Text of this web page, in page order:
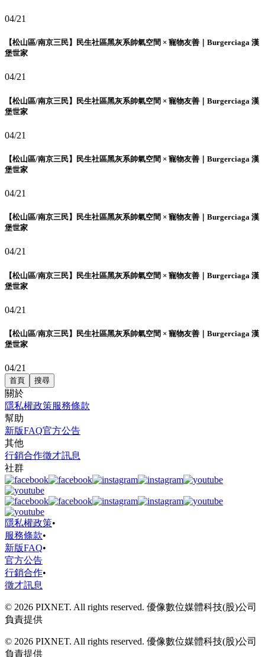
04/21
【松山區/南京三民】民生社區黑灰系帥氣空間 × 寵物友善｜Burgerciaga 漢
堡世家
04/21
【松山區/南京三民】民生社區黑灰系帥氣空間 × 寵物友善｜Burgerciaga 漢
堡世家
04/21
【松山區/南京三民】民生社區黑灰系帥氣空間 × 寵物友善｜Burgerciaga 漢
堡世家
04/21
【松山區/南京三民】民生社區黑灰系帥氣空間 × 寵物友善｜Burgerciaga 漢
堡世家
04/21
【松山區/南京三民】民生社區黑灰系帥氣空間 × 寵物友善｜Burgerciaga 漢
堡世家
04/21
【松山區/南京三民】民生社區黑灰系帥氣空間 × 寵物友善｜Burgerciaga 漢
堡世家
04/21
首頁 搜尋
關於
隱私權政策服務條款
幫助
新版FAQ官方公告
其他
行銷合作徵才訊息
社群
隱私權政策•
服務條款•
新版FAQ•
官方公告
行銷合作•
徵才訊息
© 2026 PIXNET. All rights reserved. 優像數位媒體科技(股)公司
負責提供
© 2026 PIXNET. All rights reserved. 優像數位媒體科技(股)公司
負責提供